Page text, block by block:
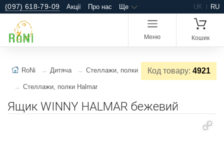
(097) 618-79-09 Акції Про нас Ще UK RU
Меню Кошик
Код товару: 4921
RoNi Дитяча Стеллажи, полки
Стеллажи, полки Halmar
Ящик WINNY HALMAR бежевий